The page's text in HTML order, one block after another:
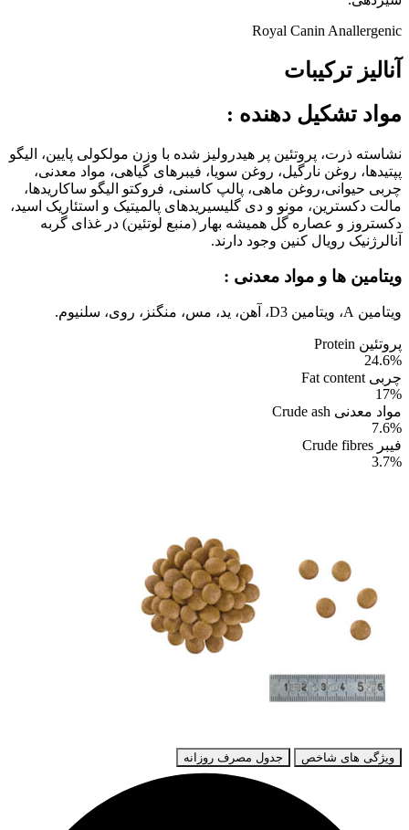
Royal Canin Anallergenic
آنالیز ترکیبات
مواد تشکیل دهنده :
نشاسته ذرت، پروتئین پر هیدرولیز شده با وزن مولکولی پایین، الیگو
پپتیدها، روغن نارگیل، روغن سویا، فیبرهای گیاهی، مواد معدنی،
چربی حیوانی،روغن ماهی، پالپ کاسنی، فروکتو الیگو ساکاریدها،
مالت دکسترین، مونو و دی گلیسیریدهای پالمیتیک و استئاریک اسید،
دکستروز و عصاره گل همیشه بهار (منبع لوتئین) در غذای گربه
آنالرژنیک رویال کنین وجود دارند.
ویتامین ها و مواد معدنی :
ویتامین A، ویتامین D3، آهن، ید، مس، منگنز، روی، سلنیوم.
پروتئین Protein
24.6%
چربی Fat content
17%
مواد معدنی Crude ash
7.6%
فیبر Crude fibres
3.7%
ویژگی های شاخص جدول مصرف روزانه